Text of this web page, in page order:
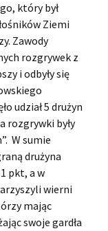
który był
Ziemi
Zawody
rozgrywek z
i odbyły się
udział 5 drużyn
rozgrywki były
W sumie
drużyna
pkt, a w
wierni
mając
swoje gardła